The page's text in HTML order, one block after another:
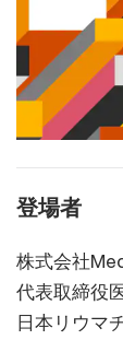
登場者
株式会社
代表取締役
日本リウマ